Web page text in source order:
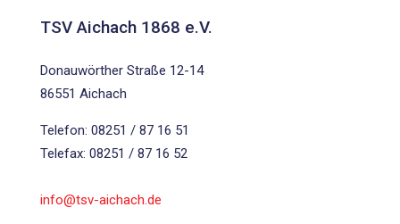
TSV Aichach 1868 e.V.
Donauwörther Straße 12-14
86551 Aichach
Telefon: 08251 / 87 16 51
Telefax: 08251 / 87 16 52
info@tsv-aichach.de